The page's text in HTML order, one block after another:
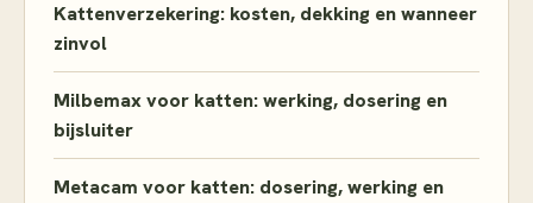
Kattenverzekering: kosten, dekking en wanneer
zinvol
Milbemax voor katten: werking, dosering en
bijsluiter
Metacam voor katten: dosering, werking en